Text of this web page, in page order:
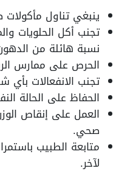
ينبغي تناول
تجنب أكل الحلويات
نسبة هائلة من
الحرص على ممارس
تجنب الانفعالات
الحفاظ على الحالة
العمل على إنقاص
صحي.
متابعة الطبيب
لآخر.